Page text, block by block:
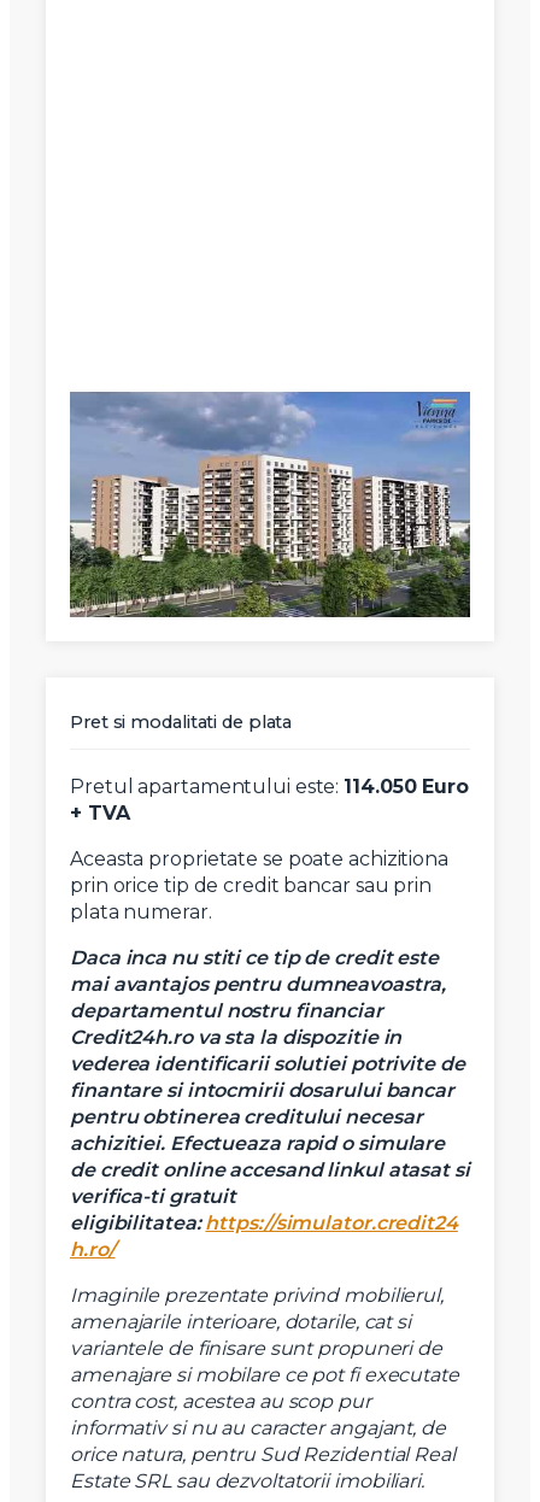
Pret si modalitati de plata
Pretul apartamentului este: 114.050 Euro
+ TVA
Aceasta proprietate se poate achizitiona
prin orice tip de credit bancar sau prin
plata numerar.
Daca inca nu stiti ce tip de credit este
mai avantajos pentru dumneavoastra,
departamentul nostru financiar
Credit24h.ro va sta la dispozitie in
vederea identificarii solutiei potrivite de
finantare si intocmirii dosarului bancar
pentru obtinerea creditului necesar
achizitiei. Efectueaza rapid o simulare
de credit online accesand linkul atasat si
verifica-ti gratuit
eligibilitatea:https://simulator.credit24
h.ro/
Imaginile prezentate privind mobilierul,
amenajarile interioare, dotarile, cat si
variantele de finisare sunt propuneri de
amenajare si mobilare ce pot fi executate
contra cost, acestea au scop pur
informativ si nu au caracter angajant, de
orice natura, pentru Sud Rezidential Real
Estate SRL sau dezvoltatorii imobiliari.
Nume
Telefon
Email